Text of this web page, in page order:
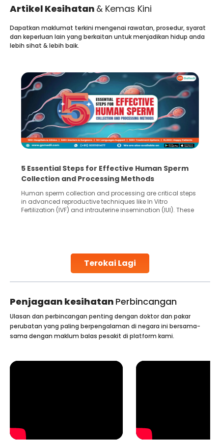
Artikel Kesihatan & Kemas Kini
Terokai Lagi
Dapatkan maklumat terkini mengenai rawatan, prosedur, syarat
dan keperluan lain yang berkaitan untuk menjadikan hidup anda
lebih sihat & lebih baik.
5 Essential Steps for Effective Human Sperm
Collection and Processing Methods
Human sperm collection and processing are critical steps
in advanced reproductive techniques like In Vitro
Fertilization (IVF) and intrauterine insemination (IUI). These
collected, they process the
Penjagaan kesihatan Perbincangan
Ulasan dan perbincangan penting dengan doktor dan pakar
perubatan yang paling berpengalaman di negara ini bersama-
sama dengan maklum balas pesakit di platform kami.